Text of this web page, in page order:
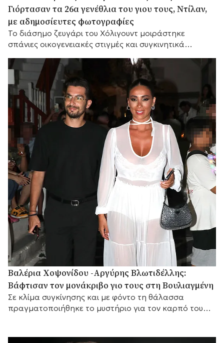
Γιόρτασαν τα 26α γενέθλια του γιου τους, Ντίλαν,
με αδημοσίευτες φωτογραφίες
Το διάσημο ζευγάρι του Χόλιγουντ μοιράστηκε
σπάνιες οικογενειακές στιγμές και συγκινητικά
προσθέτει τις δικές της θερμές ευχές.
Βαλέρια Χοψονίδου -Αργύρης Βλωτιδέλλης:
Βάφτισαν τον μονάκριβο γιο τους στη Βουλιαγμένη
Σε κλίμα συγκίνησης και με φόντο τη θάλασσα
πραγματοποιήθηκε το μυστήριο για τον καρπό του